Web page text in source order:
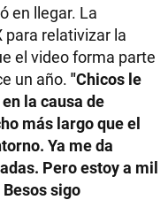
en llegar. La
relativizar la
el video forma parte
un año. "Chicos le
la causa de
más largo que el
Ya me da
Pero estoy a mil
sigo